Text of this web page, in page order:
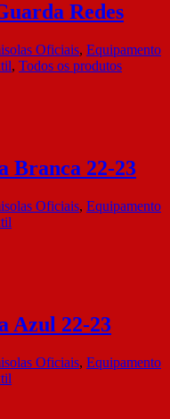
Redes
Oficiais, Equipamento
, Todos os produtos
Branca 22-23
Oficiais, Equipamento
Azul 22-23
Oficiais, Equipamento